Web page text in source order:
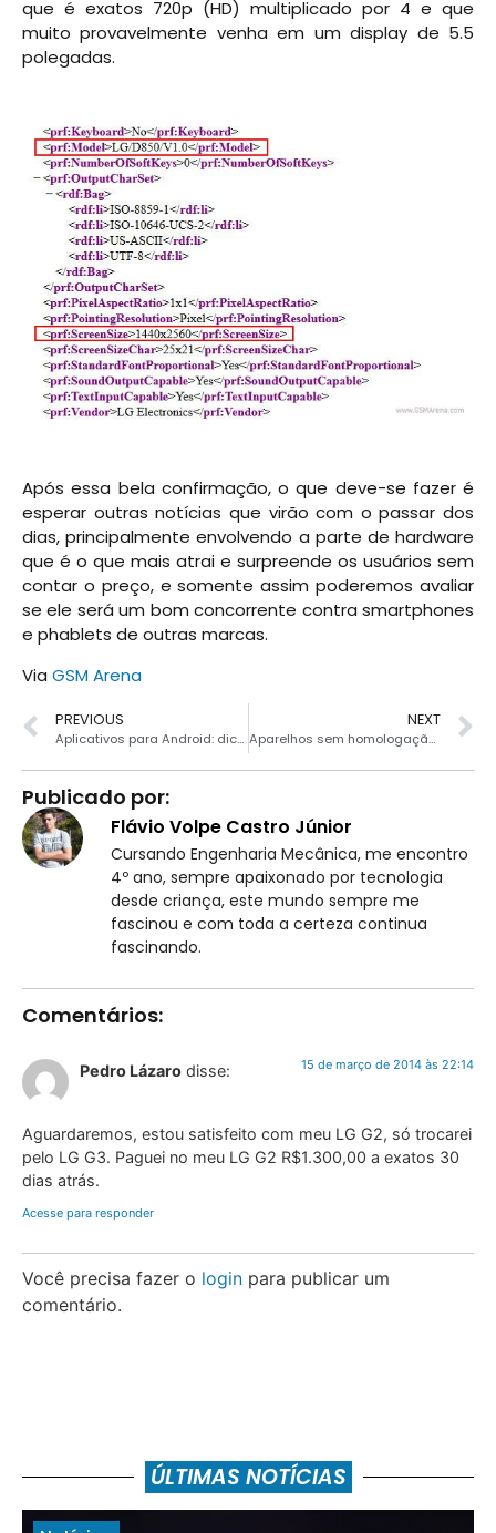
que é exatos 720p (HD) multiplicado por 4 e que
muito provavelmente venha em um display de 5.5
polegadas.
Após essa bela confirmação, o que deve-se fazer é
esperar outras notícias que virão com o passar dos
dias, principalmente envolvendo a parte de hardware
que é o que mais atrai e surpreende os usuários sem
contar o preço, e somente assim poderemos avaliar
se ele será um bom concorrente contra smartphones
e phablets de outras marcas.
Via GSM Arena
PREVIOUS
Aplicativos para Android: dicas da semana (14/03/14)
NEXT
Aparelhos sem homologação da Anatel começarão a ser desativados
Publicado por:
Flávio Volpe Castro Júnior
Cursando Engenharia Mecânica, me encontro
4º ano, sempre apaixonado por tecnologia
desde criança, este mundo sempre me
fascinou e com toda a certeza continua
fascinando.
Comentários:
Pedro Lázaro disse: 15 de março de 2014 às 22:14
Aguardaremos, estou satisfeito com meu LG G2, só trocarei
pelo LG G3. Paguei no meu LG G2 R$1.300,00 a exatos 30
dias atrás.
Acesse para responder
Você precisa fazer o login para publicar um
comentário.
ÚLTIMAS NOTÍCIAS